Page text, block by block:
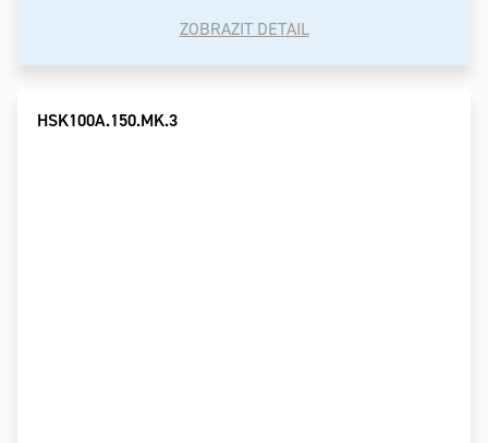
ZOBRAZIT DETAIL
HSK100A.150.MK.3